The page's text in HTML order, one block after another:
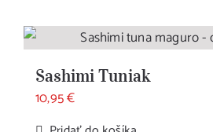
Sashimi Tuniak
10,95€